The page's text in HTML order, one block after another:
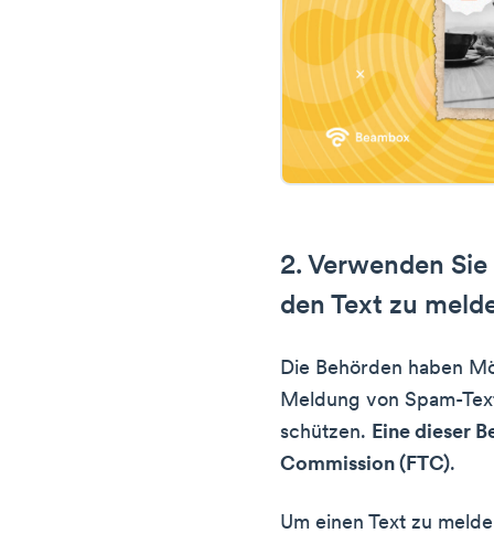
2. Verwenden
den Text zu
Die Behörden haben
Meldung von Spam-
schützen. Eine dieser
Commission (FTC).
Um einen Text zu